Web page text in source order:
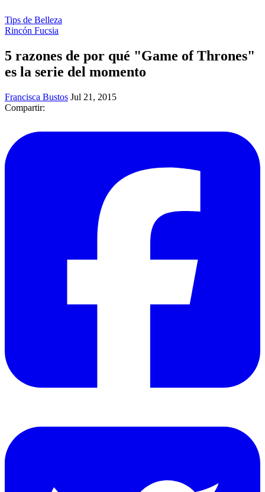
Tips de Belleza
Rincón Fucsia
5 razones de por qué "Game of Thrones"
es la serie del momento
Francisca Bustos Jul 21, 2015
Compartir: